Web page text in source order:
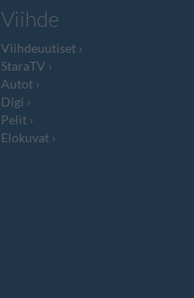
Viihde
Viihdeuutiset
StaraTV
Autot
Digi
Pelit
Elokuvat